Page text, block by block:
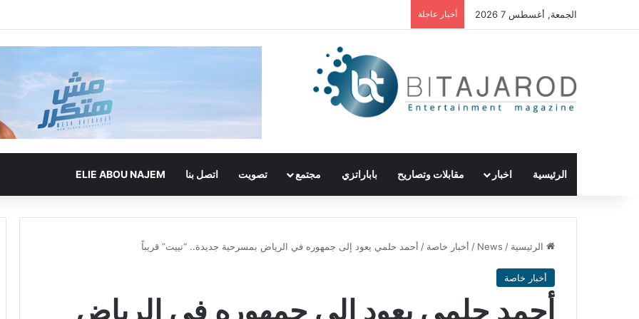
الجمعة, أغسطس 7 2026 أخبار عاجلة
الرئيسية اخبار مقابلات وتصاريح باباراتزي مجتمع تصويت اتصل بنا ELIE ABOU NAJEM
الرئيسية /
News
/ أخبار خاصة / أحمد حلمي يعود إلى جمهوره في الرياض بمسرحية جديدة.. “تييت” قريباً
أخبار خاصة
أحمد حلمي يعود إلى جمهوره في الرياض